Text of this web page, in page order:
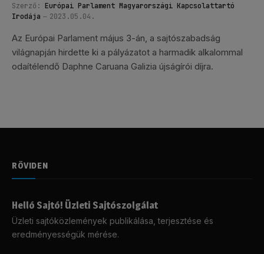
Szerző: Európai Parlament Magyarországi Kapcsolattartó
Irodája
2023.05.04.
Az Európai Parlament május 3-án, a sajtószabadság
világnapján hirdette ki a pályázatot a harmadik alkalommal
odaítélendő Daphne Caruana Galizia újságírói díjra.
RÖVIDEN
Helló Sajtó! Üzleti Sajtószolgálat
Üzleti sajtóközlemények publikálása, terjesztése és
eredményességük mérése.